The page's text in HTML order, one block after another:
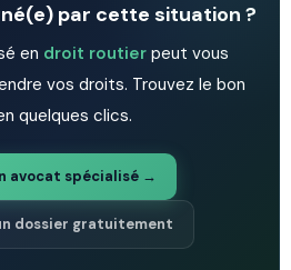
par cette situation ?
en droit routier peut vous
vos droits. Trouvez le bon
quelques clics.
avocat spécialisé →
dossier gratuitement